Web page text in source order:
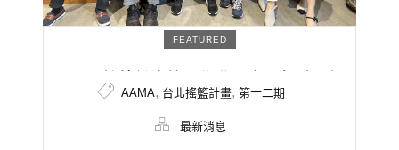
FEATURED
AAMA搖籃計畫第12期學員名單揭曉！解
決方案從Web3.0到內容產製，兼具數位
科技與生活服務項目，創造更多跨界交流
AAMA, 台北搖籃計畫, 第十二期
最新消息